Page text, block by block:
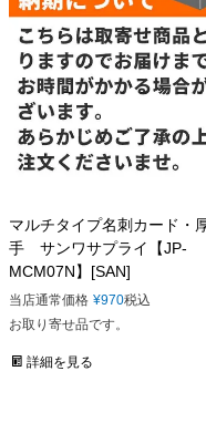
マルチタイプ名刺カード・
手 サンワサプライ【JP-
MCM07N】[SAN]
当店通常価格 ¥970税込
お取り寄せ品です。
詳細を見る